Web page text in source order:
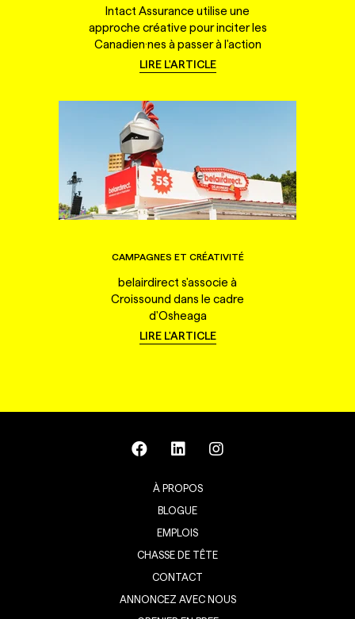
Intact Assurance utilise une
approche créative pour inciter les
Canadien·nes à passer à l'action
LIRE L'ARTICLE
CAMPAGNES ET CRÉATIVITÉ
belairdirect s'associe à
Croissound dans le cadre
d'Osheaga
LIRE L'ARTICLE
À PROPOS
BLOGUE
EMPLOIS
CHASSE DE TÊTE
CONTACT
ANNONCEZ AVEC NOUS